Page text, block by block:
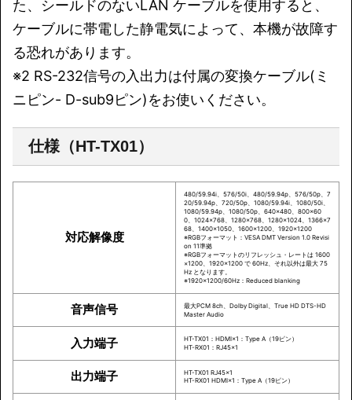
た、シールドのないLAN ケーブルを使用すると、
ケーブルに帯電した静電気によって、本機が故障す
る恐れがあります。
※2 RS-232信号の入出力は付属の変換ケーブル(ミ
ニピン- D-sub9ピン)をお使いください。
仕様（HT-TX01）
対応解像度
480/59.94i、576/50i、480/59.94p、576/50p、7
20/59.94p、720/50p、1080/59.94i、1080/50i、
1080/59.94p、1080/50p、640×480、800×60
0、1024×768、1280×768、1280×1024、1366×7
68、1400×1050、1600×1200、1920×1200
※RGBフォーマット：VESA DMT Version 1.0 Revisi
on 11準拠
※RGBフォーマットのリフレッシュ・レートは 1600
×1200、1920×1200 で 60Hz、それ以外は最大 75
Hz となります。
※1920×1200/60Hz：Reduced blanking
音声信号
最大PCM 8ch、Dolby Digital、True HD DTS-HD
Master Audio
入力端子
HT-TX01：HDMI×1：Type A（19ピン）
HT-RX01：RJ45×1
出力端子
HT-TX01 RJ45×1
HT-RX01 HDMI×1：Type A（19ピン）